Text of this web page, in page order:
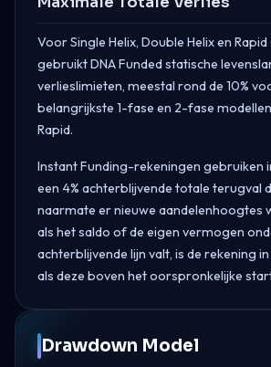
Voor Single Helix, Double Helix en
gebruikt DNA Funded statische
verlieslimieten, meestal rond de 10%
belangrijkste 1-fase en 2-fase
Rapid.
Instant Funding-rekeningen gebruiken
een 4% achterblijvende totale terugval
naarmate er nieuwe aandelenhoogtes
als het saldo of de eigen vermogen
achterblijvende lijn valt, is de rekening
als deze boven het oorspronkelijke
Drawdown Model